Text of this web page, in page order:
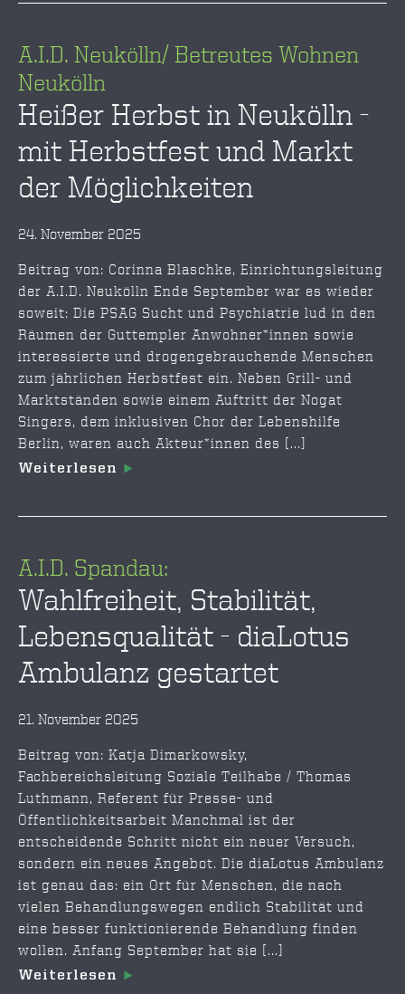
A.I.D. Neukölln/ Betreutes Wohnen
Neukölln
Heißer Herbst in Neukölln -
mit Herbstfest und Markt
der Möglichkeiten
24. November 2025
Beitrag von: Corinna Blaschke, Einrichtungsleitung
der A.I.D. Neukölln Ende September war es wieder
soweit: Die PSAG Sucht und Psychiatrie lud in den
Räumen der Guttempler Anwohner*innen sowie
interessierte und drogengebrauchende Menschen
zum jährlichen Herbstfest ein. Neben Grill- und
Marktständen sowie einem Auftritt der Nogat
Singers, dem inklusiven Chor der Lebenshilfe
Berlin, waren auch Akteur*innen des [...]
Weiterlesen
A.I.D. Spandau:
Wahlfreiheit, Stabilität,
Lebensqualität - diaLotus
Ambulanz gestartet
21. November 2025
Beitrag von: Katja Dimarkowsky,
Fachbereichsleitung Soziale Teilhabe / Thomas
Luthmann, Referent für Presse- und
Öffentlichkeitsarbeit Manchmal ist der
entscheidende Schritt nicht ein neuer Versuch,
sondern ein neues Angebot. Die diaLotus Ambulanz
ist genau das: ein Ort für Menschen, die nach
vielen Behandlungswegen endlich Stabilität und
eine besser funktionierende Behandlung finden
wollen. Anfang September hat sie [...]
Weiterlesen